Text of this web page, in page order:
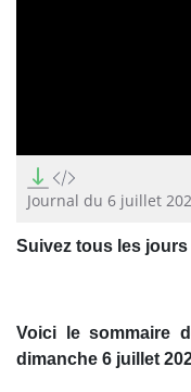
seconds
of
17
37
Journal du 6 juillet
Suivez tous les jours
Voici le sommaire
dimanche 6 juillet